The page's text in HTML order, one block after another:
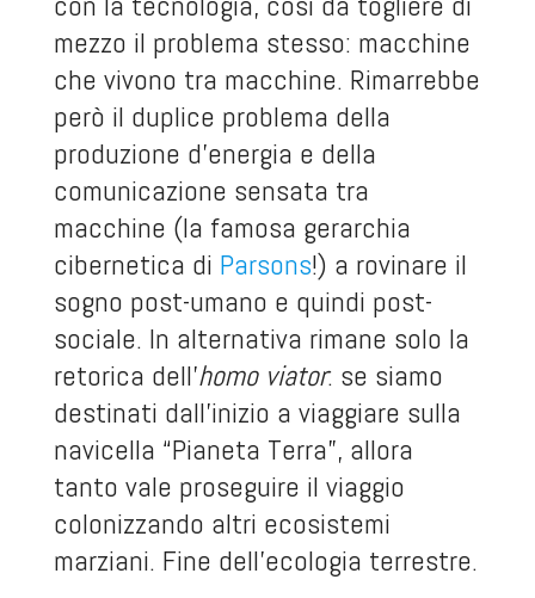
mezzo il problema stesso: macchine
che vivono tra macchine. Rimarrebbe
però il duplice problema della
produzione d’energia e della
comunicazione sensata tra
macchine (la famosa gerarchia
cibernetica di Parsons!) a rovinare il
sogno post-umano e quindi post-
sociale. In alternativa rimane solo la
retorica dell’homo viator: se siamo
destinati dall’inizio a viaggiare sulla
navicella “Pianeta Terra”, allora
tanto vale proseguire il viaggio
colonizzando altri ecosistemi
marziani. Fine dell’ecologia terrestre.